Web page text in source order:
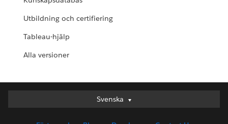
Utbildning och certifiering
Tableau-hjälp
Alla versioner
Svenska
Svenska